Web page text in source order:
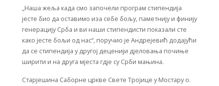
„Наша жеља када смо започели програм стипендија
јесте био да оставимо иза себе бољу, паметнију и финију
генерацију Срба и ви наши стипендисти показали сте
како јесте бољи од нас“, поручио је Андрејевић додајући
да се стипендија у другој деценији дјеловања почиње
ширити и на друга мјеста гдје су Срби мањина.
Старјешина Саборне цркве Свете Тројице у Мостару о.